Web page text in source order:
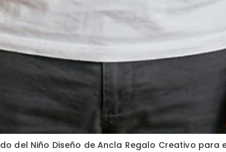
del Niño Diseño de Ancla Regalo Creativo para